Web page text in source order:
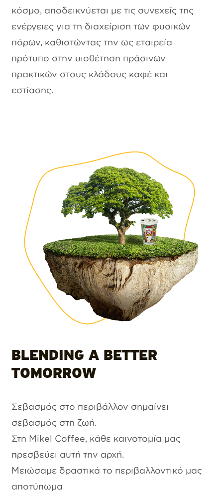
κόσμο, αποδεικνύεται με τις συνεχείς της
ενέργειες για τη διαχείριση των φυσικών
πόρων, καθιστώντας την ως εταιρεία
πρότυπο στην υιοθέτηση πράσινων
πρακτικών στους κλάδους καφέ και
εστίασης.
BLENDING A BETTER
TOMORROW
Σεβασμός στο περιβάλλον σημαίνει
σεβασμός στη ζωή.
Στη Mikel Coffee, κάθε καινοτομία μας
πρεσβεύει αυτή την αρχή.
Μειώσαμε δραστικά το περιβαλλοντικό μας
αποτύπωμα